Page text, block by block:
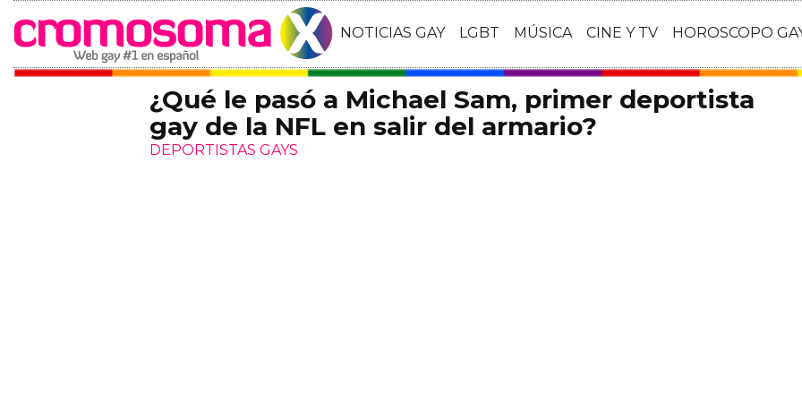
NOTICIAS GAY LGBT MÚSICA CINE Y TV HOROSCOPO
¿Qué le pasó a Michael Sam, primer deportista
gay de la NFL en salir del armario?
DEPORTISTAS GAYS